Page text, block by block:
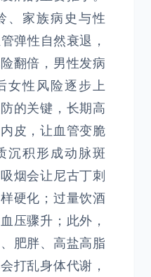
、家族病史与性
弹性自然衰退，
翻倍，男性发病
女性风险逐步上
的关键，长期高
皮，让血管变脆
沉积形成动脉斑
烟会让尼古丁刺
硬化；过量饮酒
压骤升；此外，
肥胖、高盐高脂
打乱身体代谢，